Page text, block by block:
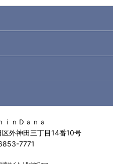
ｉｎＤａｎａ
外神田三丁目14番10号
7771